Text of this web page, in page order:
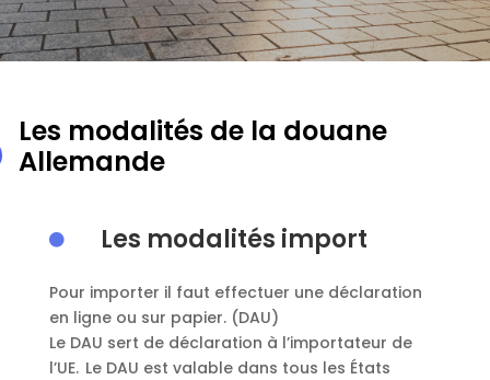
Les modalités de la douane
Allemande
 Les modalités import
Pour importer il faut effectuer une déclaration
en ligne ou sur papier. (DAU)
Le DAU sert de déclaration à l’importateur de
l’UE. Le DAU est valable dans tous les États